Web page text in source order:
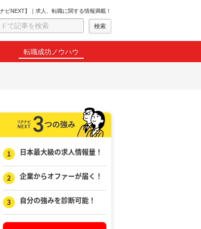
ビNEXT】｜求人、転職に関する情報満載！
転職成功ノウハウ
日本最大級の求人情報量！
企業からオファーが届く！
自分の強みを診断可能！